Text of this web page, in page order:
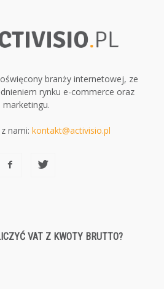
branży internetowej, ze
rynku e-commerce oraz
marketingu.
nami: kontakt@activisio.pl
VAT Z KWOTY BRUTTO?